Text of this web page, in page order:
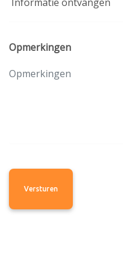
Opmerkingen